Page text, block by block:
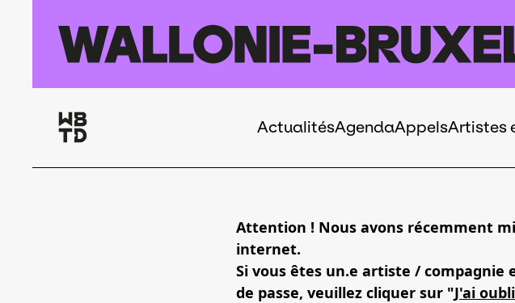
Navigation
ActualitésAgendaAppelsArtistes
Attention ! Nous avons récemment
internet.
Si vous êtes un.e artiste / compagnie
de passe, veuillez cliquer sur "J'ai